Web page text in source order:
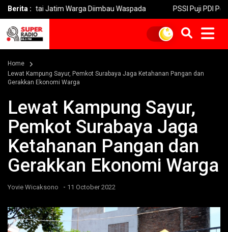
Berita :
Jatim Warga Diimbau Waspada PSSI Puji PDI Perjuangan
Home
Lewat Kampung Sayur, Pemkot Surabaya Jaga Ketahanan Pangan dan
Gerakkan Ekonomi Warga
Lewat Kampung Sayur,
Pemkot Surabaya Jaga
Ketahanan Pangan dan
Gerakkan Ekonomi Warga
Yovie Wicaksono - 11 October 2022